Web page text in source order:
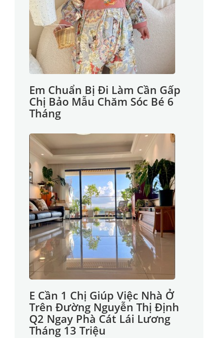
Em Chuẩn Bị Đi Làm Cần Gấp
Chị Bảo Mẫu Chăm Sóc Bé 6
Tháng
E Cần 1 Chị Giúp Việc Nhà Ở
Trên Đường Nguyễn Thị Định
Q2 Ngay Phà Cát Lái Lương
Tháng 13 Triệu